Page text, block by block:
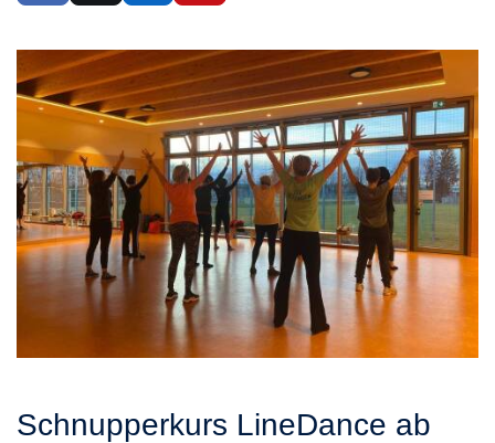
Schnupperkurs LineDance ab